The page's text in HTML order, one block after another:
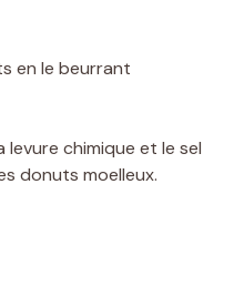
en le beurrant
levure chimique et le sel
donuts moelleux.